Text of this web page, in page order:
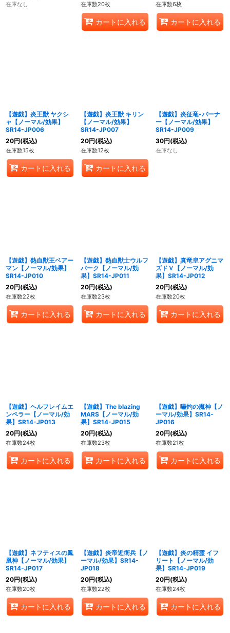
在庫なし 在庫数20枚
カートに入れる
在庫数6枚
カートに入れる
【遊戯】炎王獣 ヤクシ
ャ【ノーマル/効果】
SR14-JP006
20円(税込)
在庫数15枚
カートに入れる
【遊戯】炎王獣 キリン
【ノーマル/効果】
SR14-JP007
20円(税込)
在庫数12枚
カートに入れる
【遊戯】炎征竜-バーナ
ー【ノーマル/効果】
SR14-JP009
30円(税込)
在庫なし
【遊戯】熱血獣王ベアー
マン【ノーマル/効果】
SR14-JP010
20円(税込)
在庫数22枚
カートに入れる
【遊戯】熱血獣士ウルフ
バーク【ノーマル/効
果】SR14-JP011
20円(税込)
在庫数23枚
カートに入れる
【遊戯】真竜皇アグニマ
ズドＶ【ノーマル/効
果】SR14-JP012
20円(税込)
在庫数20枚
カートに入れる
【遊戯】ヘルフレイムエ
ンペラー【ノーマル/効
果】SR14-JP013
20円(税込)
在庫数24枚
カートに入れる
【遊戯】The blazing
MARS【ノーマル/効
果】SR14-JP015
20円(税込)
在庫数23枚
カートに入れる
【遊戯】嚇灼の魔神【ノ
ーマル/効果】SR14-
JP016
20円(税込)
在庫数21枚
カートに入れる
【遊戯】ネフティスの鳳
凰神【ノーマル/効果】
SR14-JP017
20円(税込)
在庫数20枚
カートに入れる
【遊戯】炎帝近衛兵【ノ
ーマル/効果】SR14-
JP018
20円(税込)
在庫数22枚
カートに入れる
【遊戯】炎の精霊 イフ
リート【ノーマル/効
果】SR14-JP019
20円(税込)
在庫数24枚
カートに入れる